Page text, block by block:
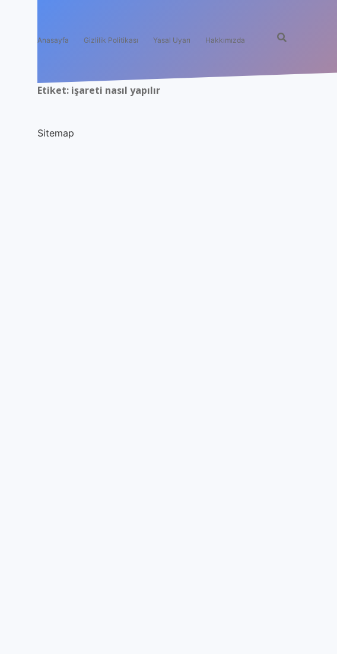
Anasayfa Gizlilik Politikası Yasal Uyarı Hakkımızda
Etiket: işareti nasıl yapılır
Sitemap